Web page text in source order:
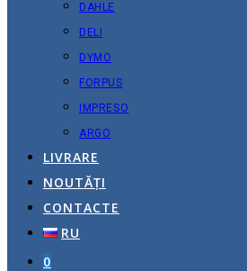
DAHLE
DELI
DYMO
FORPUS
IMPRESO
ARGO
LIVRARE
NOUTĂȚI
CONTACTE
RU
0